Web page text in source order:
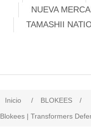
NUEVA
TAMASHII
Inicio / BLOKEES /
Blokees | Transformers